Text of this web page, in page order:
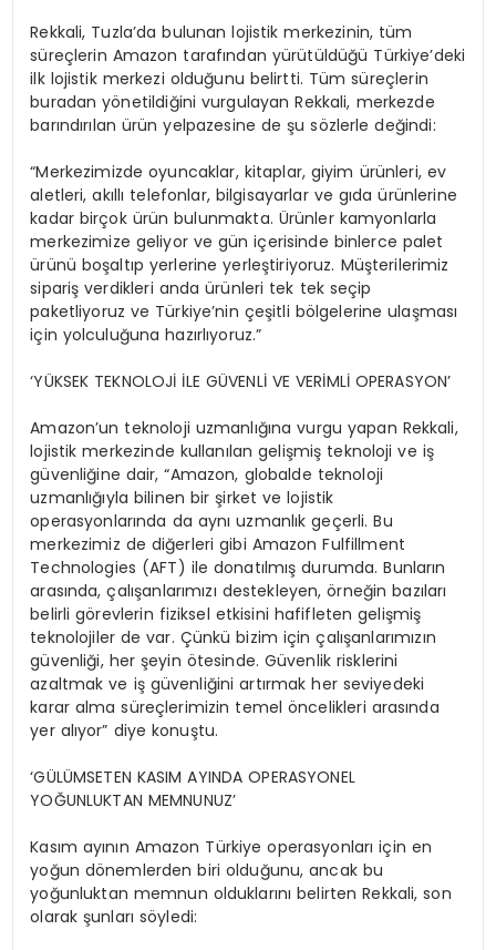
Rekkali, Tuzla’da bulunan lojistik merkezinin, tüm
süreçlerin Amazon tarafından yürütüldüğü Türkiye’deki
ilk lojistik merkezi olduğunu belirtti. Tüm süreçlerin
buradan yönetildiğini vurgulayan Rekkali, merkezde
barındırılan ürün yelpazesine de şu sözlerle değindi:
“Merkezimizde oyuncaklar, kitaplar, giyim ürünleri, ev
aletleri, akıllı telefonlar, bilgisayarlar ve gıda ürünlerine
kadar birçok ürün bulunmakta. Ürünler kamyonlarla
merkezimize geliyor ve gün içerisinde binlerce palet
ürünü boşaltıp yerlerine yerleştiriyoruz. Müşterilerimiz
sipariş verdikleri anda ürünleri tek tek seçip
paketliyoruz ve Türkiye’nin çeşitli bölgelerine ulaşması
için yolculuğuna hazırlıyoruz.”
‘YÜKSEK TEKNOLOJİ İLE GÜVENLİ VE VERİMLİ OPERASYON’
Amazon’un teknoloji uzmanlığına vurgu yapan Rekkali,
lojistik merkezinde kullanılan gelişmiş teknoloji ve iş
güvenliğine dair, “Amazon, globalde teknoloji
uzmanlığıyla bilinen bir şirket ve lojistik
operasyonlarında da aynı uzmanlık geçerli. Bu
merkezimiz de diğerleri gibi Amazon Fulfillment
Technologies (AFT) ile donatılmış durumda. Bunların
arasında, çalışanlarımızı destekleyen, örneğin bazıları
belirli görevlerin fiziksel etkisini hafifleten gelişmiş
teknolojiler de var. Çünkü bizim için çalışanlarımızın
güvenliği, her şeyin ötesinde. Güvenlik risklerini
azaltmak ve iş güvenliğini artırmak her seviyedeki
karar alma süreçlerimizin temel öncelikleri arasında
yer alıyor” diye konuştu.
‘GÜLÜMSETEN KASIM AYINDA OPERASYONEL
YOĞUNLUKTAN MEMNUNUZ’
Kasım ayının Amazon Türkiye operasyonları için en
yoğun dönemlerden biri olduğunu, ancak bu
yoğunluktan memnun olduklarını belirten Rekkali, son
olarak şunları söyledi: